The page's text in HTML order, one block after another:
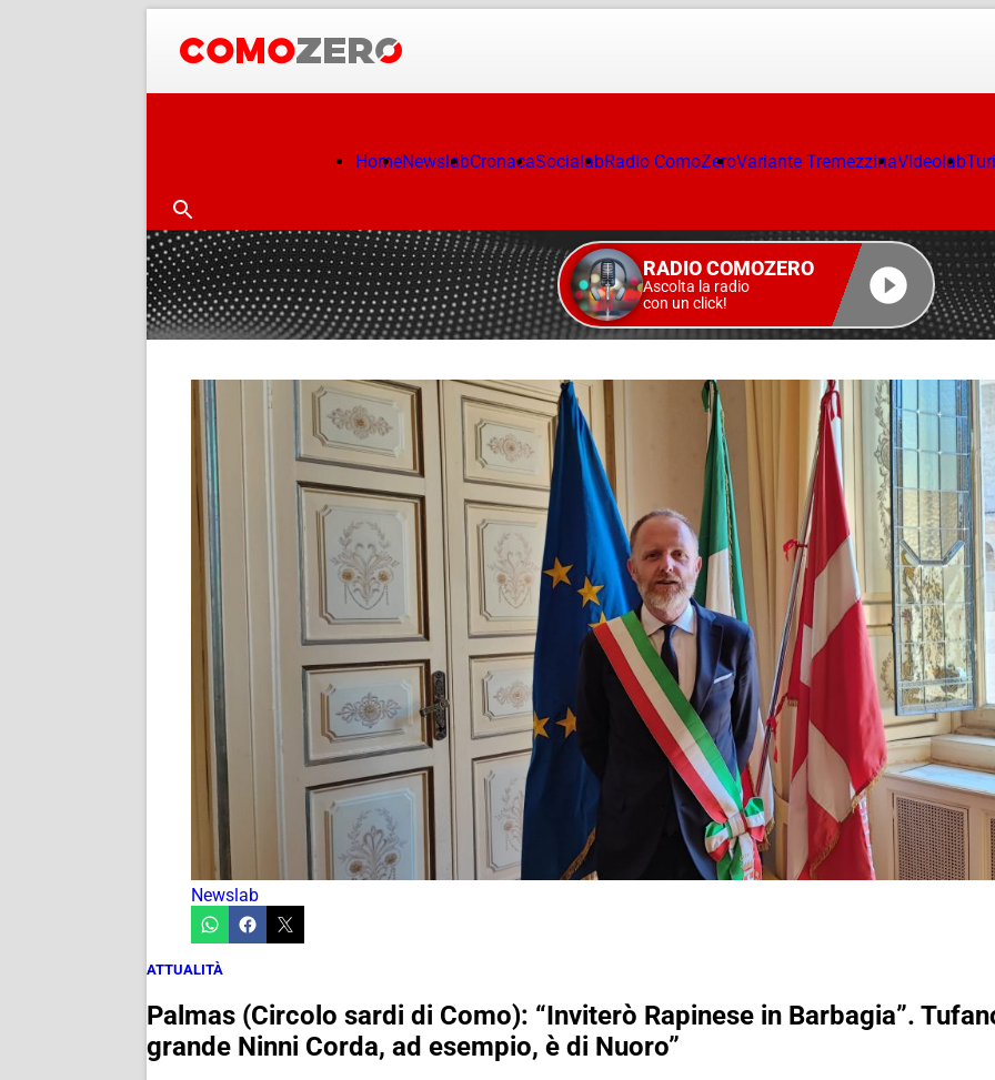
HomeNewslabCronacaSocialabRadio ComoZeroVariante TremezzinaVideolab
RADIO COMOZERO
Ascolta la radio
con un click!
Newslab
ATTUALITÀ
Palmas (Circolo sardi di Como): “Inviterò Rapinese in Barbagia”.
grande Ninni Corda, ad esempio, è di Nuoro”